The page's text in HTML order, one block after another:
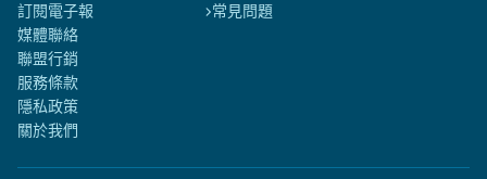
訂閱電子報
媒體聯絡
聯盟行銷
服務條款
隱私政策
關於我們
常見問題